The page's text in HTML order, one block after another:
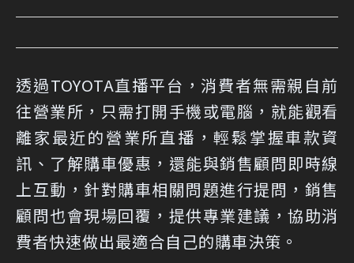
透過TOYOTA直播平台，消費者無需親自前
往營業所，只需打開手機或電腦，就能觀看
離家最近的營業所直播，輕鬆掌握車款資
訊、了解購車優惠，還能與銷售顧問即時線
上互動，針對購車相關問題進行提問，銷售
顧問也會現場回覆，提供專業建議，協助消
費者快速做出最適合自己的購車決策。